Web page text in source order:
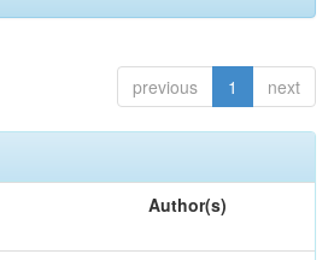
previous 1 next
Author(s)